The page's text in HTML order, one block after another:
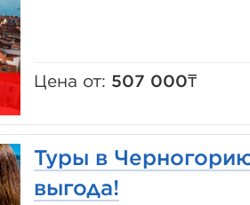
Цена от: 507 000₸
Туры в
выгода!